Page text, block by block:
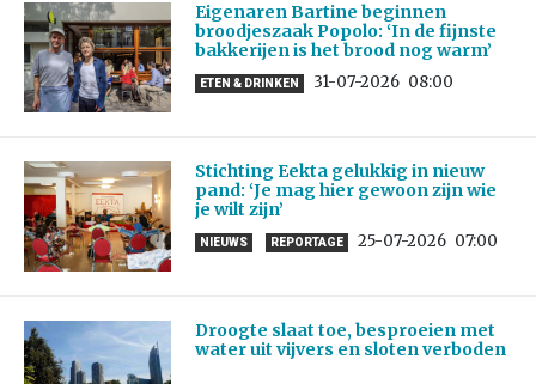
Eigenaren Bartine beginnen
broodjeszaak Popolo: ‘In de fijnste
bakkerijen is het brood nog warm’
ETEN & DRINKEN 31-07-2026 08:00
Stichting Eekta gelukkig in nieuw
pand: ‘Je mag hier gewoon zijn wie
je wilt zijn’
NIEUWS REPORTAGE 25-07-2026 07:00
Droogte slaat toe, besproeien met
water uit vijvers en sloten verboden